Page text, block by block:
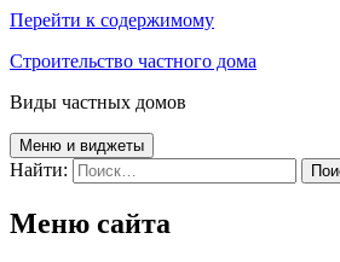
Перейти к содержимому
Строительство частного дома
Виды частных домов
Меню и виджеты
Найти:
Меню сайта